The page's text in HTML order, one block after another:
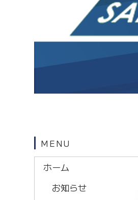
MENU
ホーム
お知らせ